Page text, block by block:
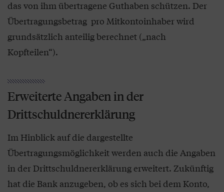
das von ihm übertragene Guthaben schützen. Der
Übertragungsbetrag pro Mitkontoinhaber wird
grundsätzlich anteilig berechnet („nach
Kopfteilen“).
Erweiterte Angaben in der
Drittschuldnererklärung
Im Hinblick auf die dargestellte
Übertragungsmöglichkeit werden auch die Angaben
in der Drittschuldnererklärung erweitert. Zukünftig
hat die Bank anzugeben, ob es sich bei dem Konto,